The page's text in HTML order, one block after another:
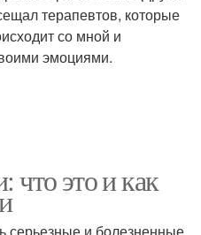
терапевтов, которые
со мной и
эмоциями.
что это и как
серьезные и болезненные